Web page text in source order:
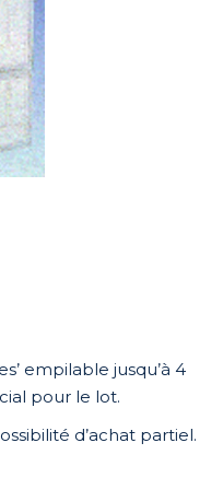
empilable jusqu’à 4
pour le lot.
d’achat partiel.